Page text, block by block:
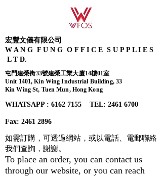
宏豐文儀有限公司
W A N G F U N G O F F I C E S U P P L I E S
L T D.
屯門建榮街33號建榮工業大廈14樓01室
Unit 1401, Kin Wing Industrial Building, 33
Kin Wing St, Tuen Mun, Hong Kong
WHATSAPP : 6162 7155​ TEL: 2461 6700
Fax: 2461 2896
如需訂購，可透過網站，或以電話、電郵聯絡
我們查詢， 謝謝。
To place an order, you can contact us
through our website, or you can reach